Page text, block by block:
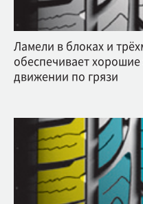
Ламели в блоках и
обеспечивает
движении по грязи